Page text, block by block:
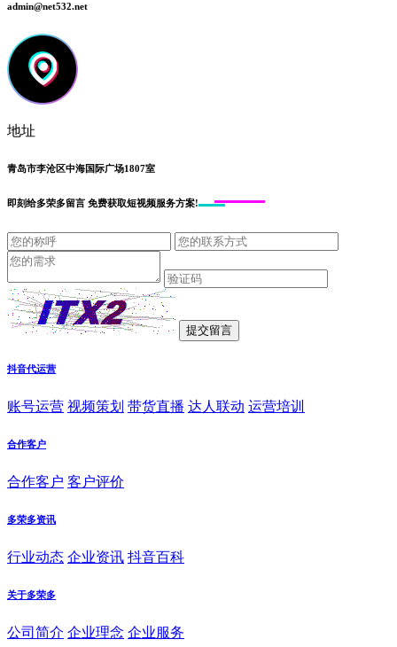
admin@net532.net
地址
青岛市李沧区中海国际广场1807室
即刻给多荣多留言 免费获取短视频服务方案!
抖音代运营
账号运营 视频策划 带货直播 达人联动 运营培训
合作客户
合作客户 客户评价
多荣多资讯
行业动态 企业资讯 抖音百科
关于多荣多
公司简介 企业理念 企业服务